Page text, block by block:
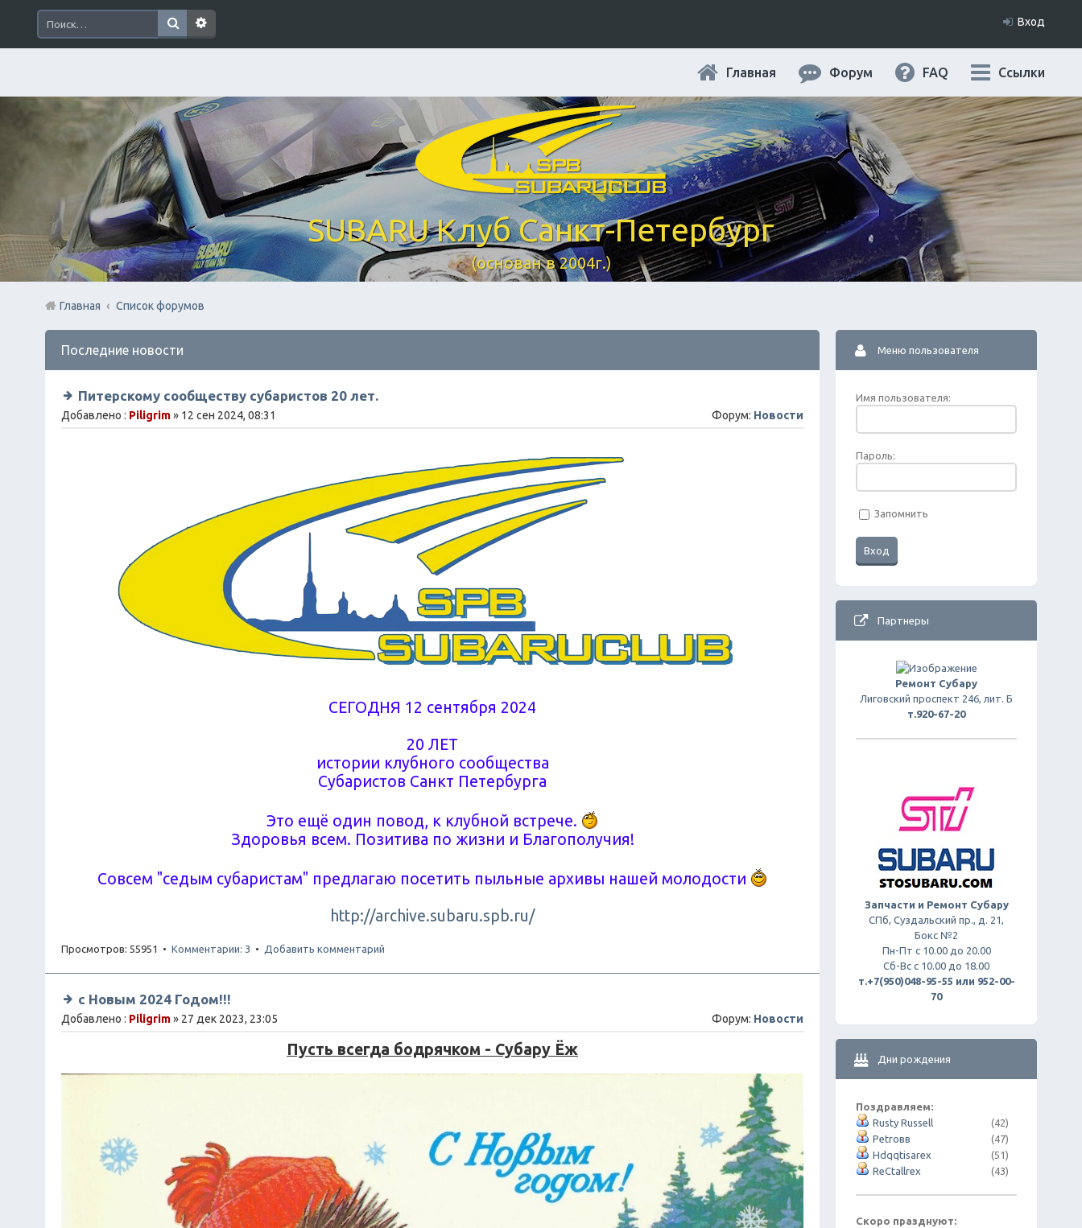
Вход
SUBARU Клуб Санкт-Петербург
(основан в 2004г.)
Ссылки
FAQ
Форум
Главная
Главная Список форумов
Последние новости
Питерскому сообществу субаристов 20 лет.
Добавлено : Piligrim» 12 сен 2024, 08:31 Форум: Новости
СЕГОДНЯ 12 сентября 2024
20 ЛЕТ
истории клубного сообщества
Субаристов Санкт Петербурга
Это ещё один повод, к клубной встрече.
Здоровья всем. Позитива по жизни и Благополучия!
Совсем "седым субаристам" предлагаю посетить пыльные архивы нашей молодости
http://archive.subaru.spb.ru/
Просмотров: 55951 • Комментарии: 3 • Добавить комментарий
с Новым 2024 Годом!!!
Добавлено : Piligrim» 27 дек 2023, 23:05 Форум: Новости
Пусть всегда бодрячком - Субару Ёж
Меню пользователя
Имя пользователя:
Пароль:
Запомнить
Партнеры
Ремонт Субару
Лиговский проспект 246, лит. Б
т.920-67-20
Запчасти и Ремонт Субару
СПб, Суздальский пр., д. 21,
Бокс №2
Пн-Пт с 10.00 до 20.00
Сб-Вс с 10.00 до 18.00
т.+7(950)048-95-55 или 952-00-
70
Дни рождения
Поздравляем:
Rusty Russell
(42)
Petroвв
(47)
Hdqqtisarex
(51)
ReCtallrex
(43)
Скоро празднуют: